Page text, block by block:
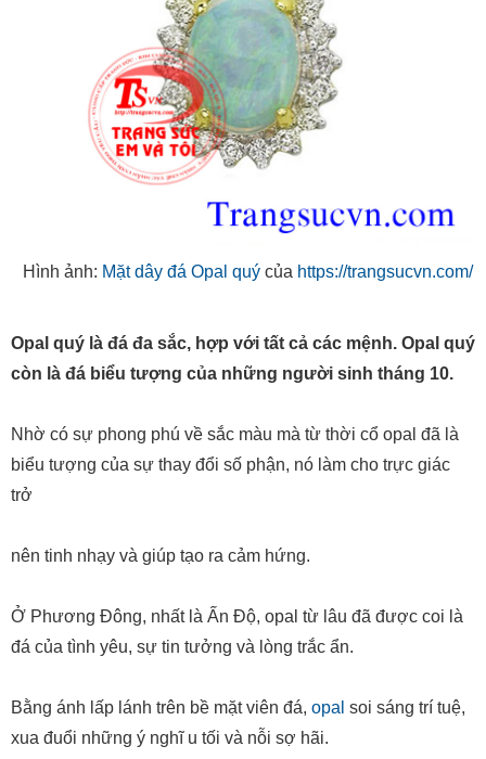
Hình ảnh: Mặt dây đá Opal quýcủa https://trangsucvn.com/
Opal quý là đá đa sắc, hợp với tất cả các mệnh. Opal quý
còn là đá biểu tượng của những người sinh tháng 10.
Nhờ có sự phong phú về sắc màu mà từ thời cổ opal đã là
biểu tượng của sự thay đổi số phận, nó làm cho trực giác
trở
nên tinh nhạy và giúp tạo ra cảm hứng.
Ở Phương Đông, nhất là Ấn Độ, opal từ lâu đã được coi là
đá của tình yêu, sự tin tưởng và lòng trắc ẩn.
Bằng ánh lấp lánh trên bề mặt viên đá, opal soi sáng trí tuệ,
xua đuổi những ý nghĩ u tối và nỗi sợ hãi.